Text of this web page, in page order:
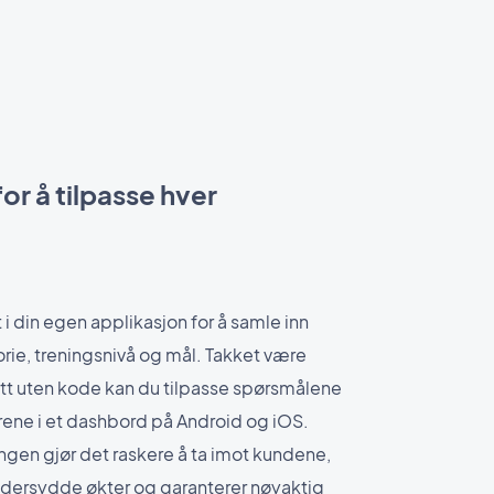
å tilpasse hver
din egen applikasjon for å samle inn
treningsnivå og mål. Takket være
uten kode kan du tilpasse spørsmålene
i et dashbord på Android og iOS.
gjør det raskere å ta imot kundene,
økter og garanterer nøyaktig